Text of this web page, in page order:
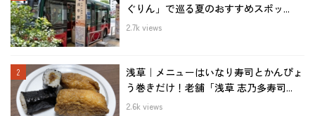
ぐりん」で巡る夏のおすすめスポッ...
2.7k views
浅草｜メニューはいなり寿司とかんぴょ
う巻きだけ！老舗「浅草 志乃多寿司...
2.6k views